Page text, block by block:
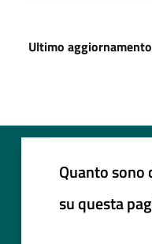
Ultimo aggiornamento
Quanto
su questa